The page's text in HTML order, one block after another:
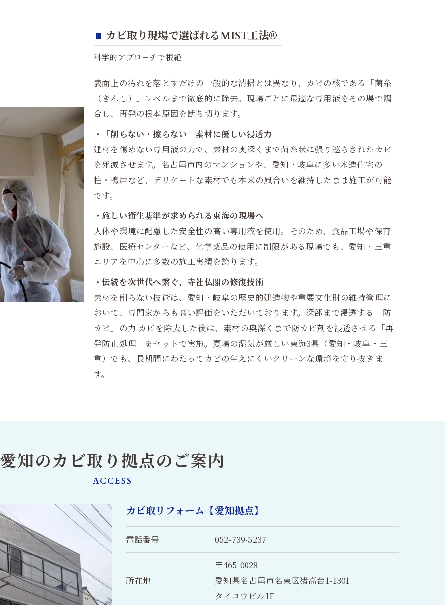
カビ取り現場で選ばれるMIST工法®
科学的アプローチで根絶
表面上の汚れを落とすだけの一般的な清掃とは異なり、カビの核である「菌糸
（きんし）」レベルまで徹底的に除去。現場ごとに最適な専用液をその場で調
合し、再発の根本原因を断ち切ります。
・「削らない・擦らない」素材に優しい浸透力
建材を傷めない専用液の力で、素材の奥深くまで菌糸状に張り巡らされたカビ
を死滅させます。名古屋市内のマンションや、愛知・岐阜に多い木造住宅の
柱・鴨居など、デリケートな素材でも本来の風合いを維持したまま施工が可能
です。
・厳しい衛生基準が求められる東海の現場へ
人体や環境に配慮した安全性の高い専用液を使用。そのため、食品工場や保育
施設、医療センターなど、化学薬品の使用に制限がある現場でも、愛知・三重
エリアを中心に多数の施工実績を誇ります。
・伝統を次世代へ繋ぐ、寺社仏閣の修復技術
素材を削らない技術は、愛知・岐阜の歴史的建造物や重要文化財の維持管理に
おいて、専門家からも高い評価をいただいております。深部まで浸透する「防
カビ」の力 カビを除去した後は、素材の奥深くまで防カビ剤を浸透させる「再
発防止処理」をセットで実施。夏場の湿気が厳しい東海3県（愛知・岐阜・三
重）でも、長期間にわたってカビの生えにくいクリーンな環境を守り抜きま
す。
愛知のカビ取り 拠点のご案内
ACCESS
カビ取リフォーム【愛知拠点】
電話番号 052-739-5237
所在地
〒465-0028
愛知県名古屋市名東区猪高台1-1301
タイコウビル1F